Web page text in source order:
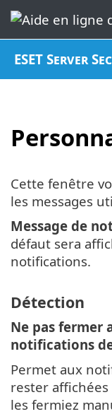
ESET Server
Cette fenêtre
les messages
Message de
défaut sera
notifications.
Détection
Ne pas fermer
notifications
Permet aux
rester affichées
les fermiez